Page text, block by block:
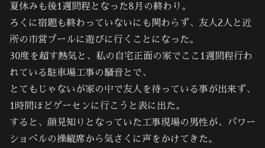
夏休みも後1週間程となった8月の終わり。
ろくに宿題も終わっていないにも関わらず、友人2人と近
所の市営プールに遊びに行くことになった。
30度を超す熱気と、私の自宅正面の家でここ1週間程行わ
れている駐車場工事の騒音とで、
とてもじゃないが家の中で友人を待っている事が出来ず、
1時間ほどゲーセンに行こうと表に出た。
すると、顔見知りとなっていた工事現場の男性が、パワー
ショベルの操縦席から気さくに声をかけてきた。